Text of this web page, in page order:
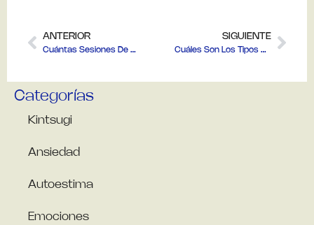
Categorías
Kintsugi
Ansiedad
Autoestima
Emociones
ANTERIOR
Cuántas Sesiones De Psicología Son Necesarias: Guía Con Laura
SIGUIENTE
Cuáles Son Los Tipos De Ansiedad: Guía Completa